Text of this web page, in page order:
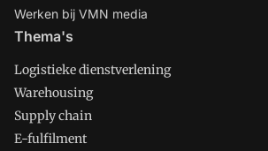
Werken bij VMN media
Thema's
Logistieke dienstverlening
Warehousing
Supply chain
E-fulfilment